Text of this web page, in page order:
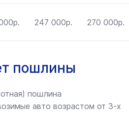
247 000р. 270 000р.
пошлины
пошлина
авто возрастом от 3-х